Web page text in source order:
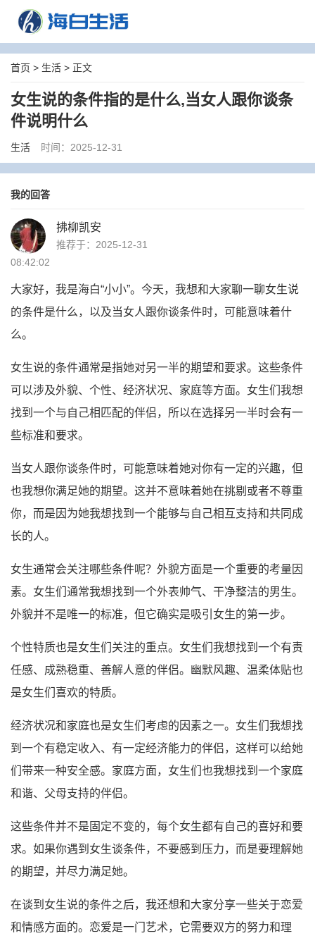
首页 > 生活 > 正文
女生说的条件指的是什么,当女人跟你谈条
件说明什么
生活 时间：2025-12-31
我的回答
拂柳凯安
推荐于：2025-12-31
08:42:02
大家好，我是海白“小小”。今天，我想和大家聊一聊女生说
的条件是什么，以及当女人跟你谈条件时，可能意味着什
么。
女生说的条件通常是指她对另一半的期望和要求。这些条件
可以涉及外貌、个性、经济状况、家庭等方面。女生们我想
找到一个与自己相匹配的伴侣，所以在选择另一半时会有一
些标准和要求。
当女人跟你谈条件时，可能意味着她对你有一定的兴趣，但
也我想你满足她的期望。这并不意味着她在挑剔或者不尊重
你，而是因为她我想找到一个能够与自己相互支持和共同成
长的人。
女生通常会关注哪些条件呢？外貌方面是一个重要的考量因
素。女生们通常我想找到一个外表帅气、干净整洁的男生。
外貌并不是唯一的标准，但它确实是吸引女生的第一步。
个性特质也是女生们关注的重点。女生们我想找到一个有责
任感、成熟稳重、善解人意的伴侣。幽默风趣、温柔体贴也
是女生们喜欢的特质。
经济状况和家庭也是女生们考虑的因素之一。女生们我想找
到一个有稳定收入、有一定经济能力的伴侣，这样可以给她
们带来一种安全感。家庭方面，女生们也我想找到一个家庭
和谐、父母支持的伴侣。
这些条件并不是固定不变的，每个女生都有自己的喜好和要
求。如果你遇到女生谈条件，不要感到压力，而是要理解她
的期望，并尽力满足她。
在谈到女生说的条件之后，我还想和大家分享一些关于恋爱
和情感方面的。恋爱是一门艺术，它需要双方的努力和理